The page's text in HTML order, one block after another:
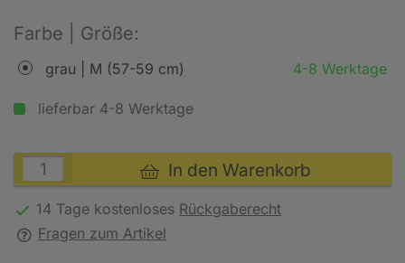
Farbe | Größe:
grau | M (57-59 cm) 4-8 Werktage
lieferbar 4-8 Werktage
In den Warenkorb
14 Tage kostenloses Rückgaberecht
Fragen zum Artikel